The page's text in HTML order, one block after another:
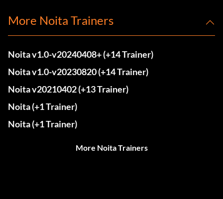
More Noita Trainers
Noita v1.0-v20240408+ (+14 Trainer)
Noita v1.0-v20230820 (+14 Trainer)
Noita v20210402 (+13 Trainer)
Noita (+1 Trainer)
Noita (+1 Trainer)
More Noita Trainers